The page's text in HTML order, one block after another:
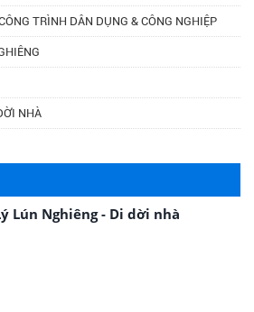
TRÌNH DÂN DỤNG & CÔNG NGHIỆP
NHÀ
Lún Nghiêng - Di dời nhà